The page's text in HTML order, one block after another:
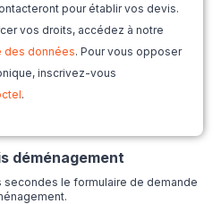
pour établir vos devis.
vos droits, accédez à notre
des données. Pour vous opposer
inscrivez-vous
.
déménagement
secondes le formulaire de demande